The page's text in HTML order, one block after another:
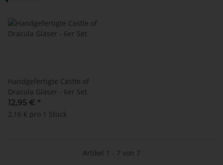
Handgefertigte Castle of
Dracula Gläser - 6er Set
12,95 € *
2,16 € pro 1 Stück
Artikel 1 - 7 von 7